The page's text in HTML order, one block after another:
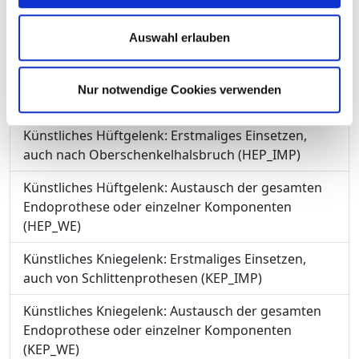
Auswahl erlauben
Nur notwendige Cookies verwenden
Austausch (HGV-HEP)
Austausch (KEP)
Früh- und Neugeborenenversorgung (PM-NEO)
Künstliches Hüftgelenk: Erstmaliges Einsetzen,
auch nach Oberschenkelhalsbruch (HEP_IMP)
Künstliches Hüftgelenk: Austausch der gesamten
Endoprothese oder einzelner Komponenten
(HEP_WE)
Künstliches Kniegelenk: Erstmaliges Einsetzen,
auch von Schlittenprothesen (KEP_IMP)
Künstliches Kniegelenk: Austausch der gesamten
Endoprothese oder einzelner Komponenten
(KEP_WE)